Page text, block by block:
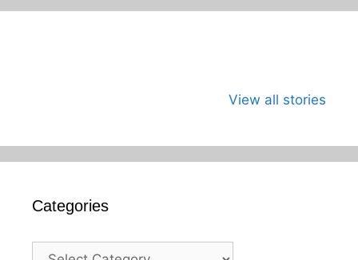
View all stories
युगाची सुरुवात
दिन
Categories
Categories